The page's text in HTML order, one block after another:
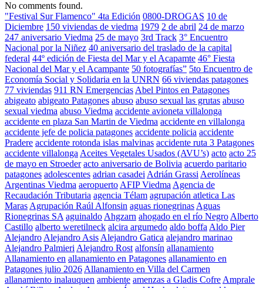
No comments found.
"Festival Sur Flamenco" 4ta Edición 0800-DROGAS 10 de
Diciembre 150 viviendas de viedma 1979 2 de abril 24 de marzo
247 aniversario Viedma 25 de mayo 3rd Track 3° Encuentro
Nacional por la Niñez 40 aniversario del traslado de la capital
federal 44º edición de Fiesta del Mar y el Acapamte 46° Fiesta
Nacional del Mar y el Acampante 50 fotografías” 5to Encuentro de
Economía Social y Solidaria en la UNRN 66 viviendas patagones
77 viviendas 911 RN Emergencias Abel Pintos en Patagones
abigeato abigeato Patagones abuso abuso sexual las grutas abuso
sexual viedma abuso Viedma accidente avioneta villalonga
accidente en plaza San Martin de Viedma accidente en villalonga
accidente jefe de policia patagones accidente policia accidente
Pradere accidente rotonda islas malvinas accidente ruta 3 Patagones
accidente villalonga Aceites Vegetales Usados (AVU’s) acto acto 25
de mayo en Stroeder acto aniversario de Bolivia acuerdo paritario
patagones adolescentes adrian casadei Adrián Grassi Aerolíneas
Argentinas Viedma aeropuerto AFIP Viedma Agencia de
Recaudación Tributaria agencia Télam agrupación atletica Las
Maras Agrupación Raúl Alfonsin aguas rionegrinas Aguas
Rionegrinas SA aguinaldo Ahgzarn ahogado en el río Negro Alberto
Castillo alberto weretilneck alcira argumedo aldo boffa Aldo Pier
Alejandro Alejandro Asis Alejandro Gatica alejandro marinao
Alejandro Palmieri Alejandro Rost alfonsín allanamiento
Allanamiento en allanamiento en Patagones allanamiento en
Patagones julio 2026 Allanamiento en Villa del Carmen
allanamiento inalauquen ambiente amenzas a Gladis Cofre Amprale